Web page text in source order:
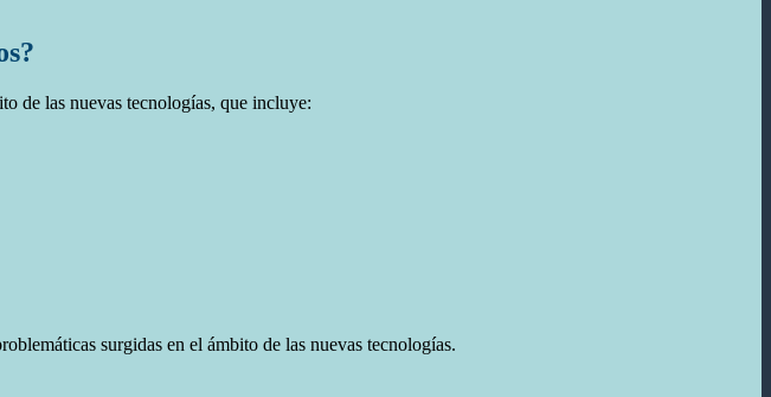
de las nuevas tecnologías, que incluye:
surgidas en el ámbito de las nuevas tecnologías.